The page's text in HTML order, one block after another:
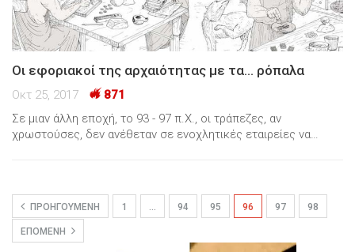
Οι εφοριακοί της αρχαιότητας με τα… ρόπαλα
Οκτ 25, 2017
871
Σε μιαν άλλη εποχή, το 93 - 97 π.Χ., οι τράπεζες, αν
χρωστούσες, δεν ανέθεταν σε ενοχλητικές εταιρείες να…
ΠΡΟΗΓΟΎΜΕΝΗ 1 94 95 96 97 98
ΕΠΌΜΕΝΗ